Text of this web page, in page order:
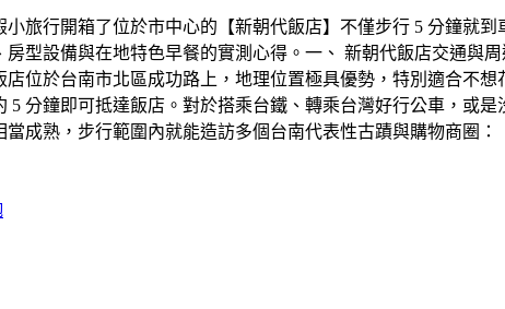
旅行開箱了位於市中心的【新朝代飯店】不僅步行 5 分鐘就
型設備與在地特色早餐的實測心得。​一、 新朝代飯店交通與
位於台南市北區成功路上，地理位置極具優勢，特別適合不
分鐘即可抵達飯店。對於搭乘台鐵、轉乘台灣好行公車，或
成熟，步行範圍內就能造訪多個台南代表性古蹟與購物商圈：